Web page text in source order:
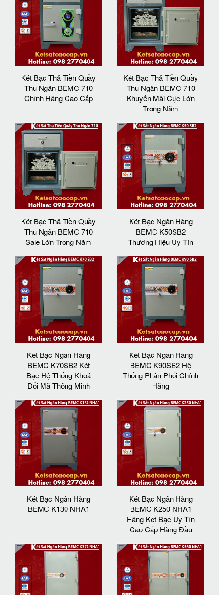
Két Bạc Thả Tiền Quầy
Thu Ngân BEMC 710
Chính Hãng Cao Cấp
Két Bạc Thả Tiền Quầy
Thu Ngân BEMC 710
Khuyến Mãi Cực Lớn
Trong Năm
Két Bạc Thả Tiền Quầy
Thu Ngân BEMC 710
Sale Lớn Trong Năm
Két Bạc Ngân Hàng
BEMC K50SB2
Thương Hiệu Uy Tín
Két Bạc Ngân Hàng
BEMC K70SB2 Két
Bạc Hệ Thống Khoá
Đổi Mã Thông Minh
Két Bạc Ngân Hàng
BEMC K90SB2 Hệ
Thống Phân Phối Chính
Hãng
Két Bạc Ngân Hàng
BEMC K130 NHA1
Két Bạc Ngân Hàng
BEMC K250 NHA1
Hãng Két Bạc Uy Tín
Cao Cấp Hàng Đầu